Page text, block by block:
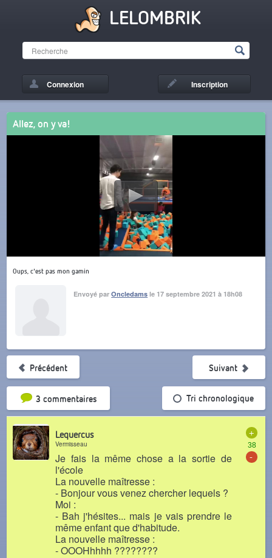
LELOMBRIK
Connexion Inscription
Allez, on y va!
Oups, c'est pas mon gamin
Envoyé parOncledams le 17 septembre 2021 à 18h08
Précédent
3 commentairesTri par popularité Tri chronologique
Suivant
+
38
-
Lequercus
Vermisseau
Je fais la même chose a la sortie de
l'école
La nouvelle maîtresse :
- Bonjour vous venez chercher lequels ?
Moi :
- Bah j'hésites... mais je vais prendre le
même enfant que d'habitude.
La nouvelle maîtresse :
- OOOHhhhh ????????